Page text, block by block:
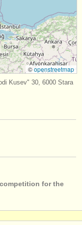
©openstreetmap
Kusev" 30, 6000 Stara
for the